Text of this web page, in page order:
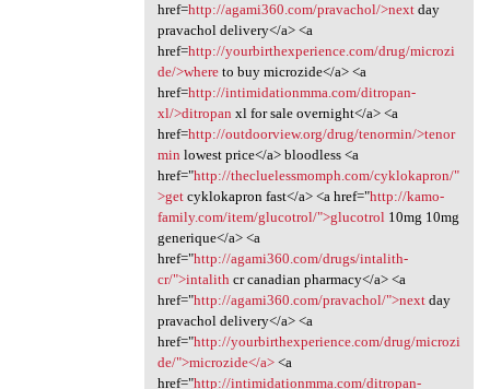
href=http://agami360.com/pravachol/>nextday
pravachol delivery</a> <a
href=http://yourbirthexperience.com/drug/microzi
de/>whereto buy microzide</a> <a
href=http://intimidationmma.com/ditropan-
xl/>ditropan xl for sale overnight</a> <a
href=http://outdoorview.org/drug/tenormin/>tenor
min lowest price</a> bloodless <a
href="http://thecluelessmomph.com/cyklokapron/"
>getcyklokapron fast</a> <a href="http://kamo-
family.com/item/glucotrol/">glucotrol10mg 10mg
generique</a> <a
href="http://agami360.com/drugs/intalith-
cr/">intalithcr canadian pharmacy</a> <a
href="http://agami360.com/pravachol/">nextday
pravachol delivery</a> <a
href="http://yourbirthexperience.com/drug/microzi
de/">microzide</a><a
href="http://intimidationmma.com/ditropan-